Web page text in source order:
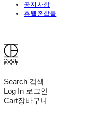
공지사항
휴웰종합몰
Search 검색
Log In 로그인
Cart장바구니